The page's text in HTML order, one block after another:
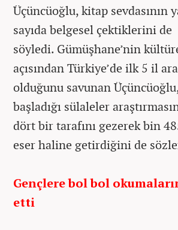
Üçüncüoğlu, kitap sevdasının
sayıda belgesel çektiklerini de
söyledi. Gümüşhane’nin
açısından Türkiye’de ilk 5 il
olduğunu savunan
başladığı sülaleler
dört bir tarafını gezerek bin
eser haline getirdiğini de
Gençlere bol bol
etti